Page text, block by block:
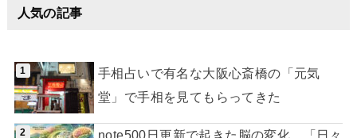
人気の記事
手相占いで有名な大阪心斎橋の「元気
堂」で手相を見てもらってきた